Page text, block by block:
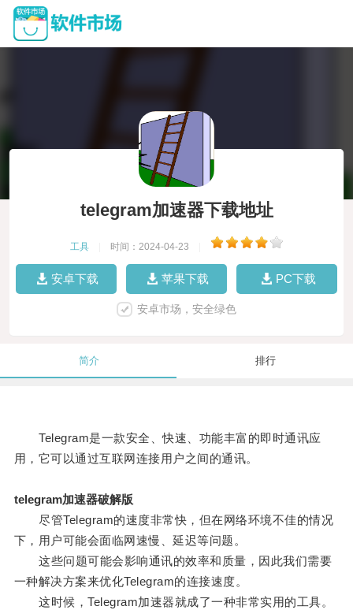
telegram加速器下载地址
工具 时间：2024-04-23
安卓下载 苹果下载 PC下载
安卓市场，安全绿色
简介 排行
Telegram是一款安全、快速、功能丰富的即时通讯应
用，它可以通过互联网连接用户之间的通讯。
telegram加速器破解版
尽管Telegram的速度非常快，但在网络环境不佳的情况
下，用户可能会面临网速慢、延迟等问题。
这些问题可能会影响通讯的效率和质量，因此我们需要
一种解决方案来优化Telegram的连接速度。
这时候，Telegram加速器就成了一种非常实用的工具。